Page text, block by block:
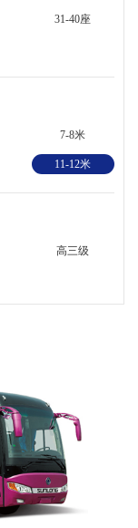
31-40座
7-8米
11-12米
高三级